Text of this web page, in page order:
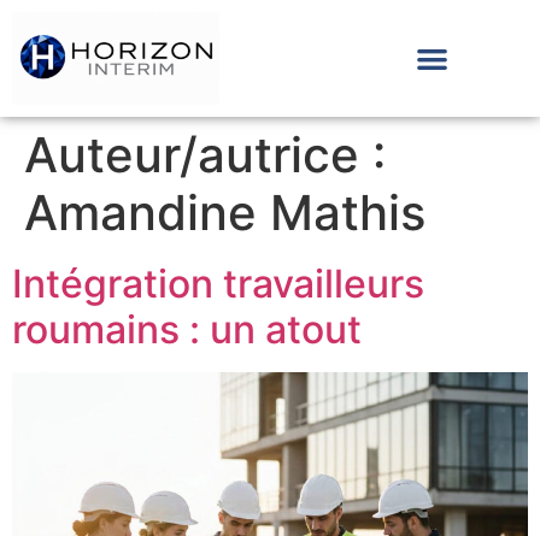
Auteur/autrice :
Amandine Mathis
Intégration travailleurs
roumains : un atout